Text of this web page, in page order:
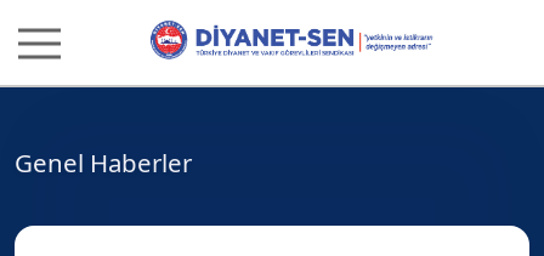
Genel Haberler